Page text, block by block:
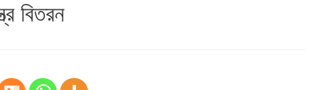
বিতরন